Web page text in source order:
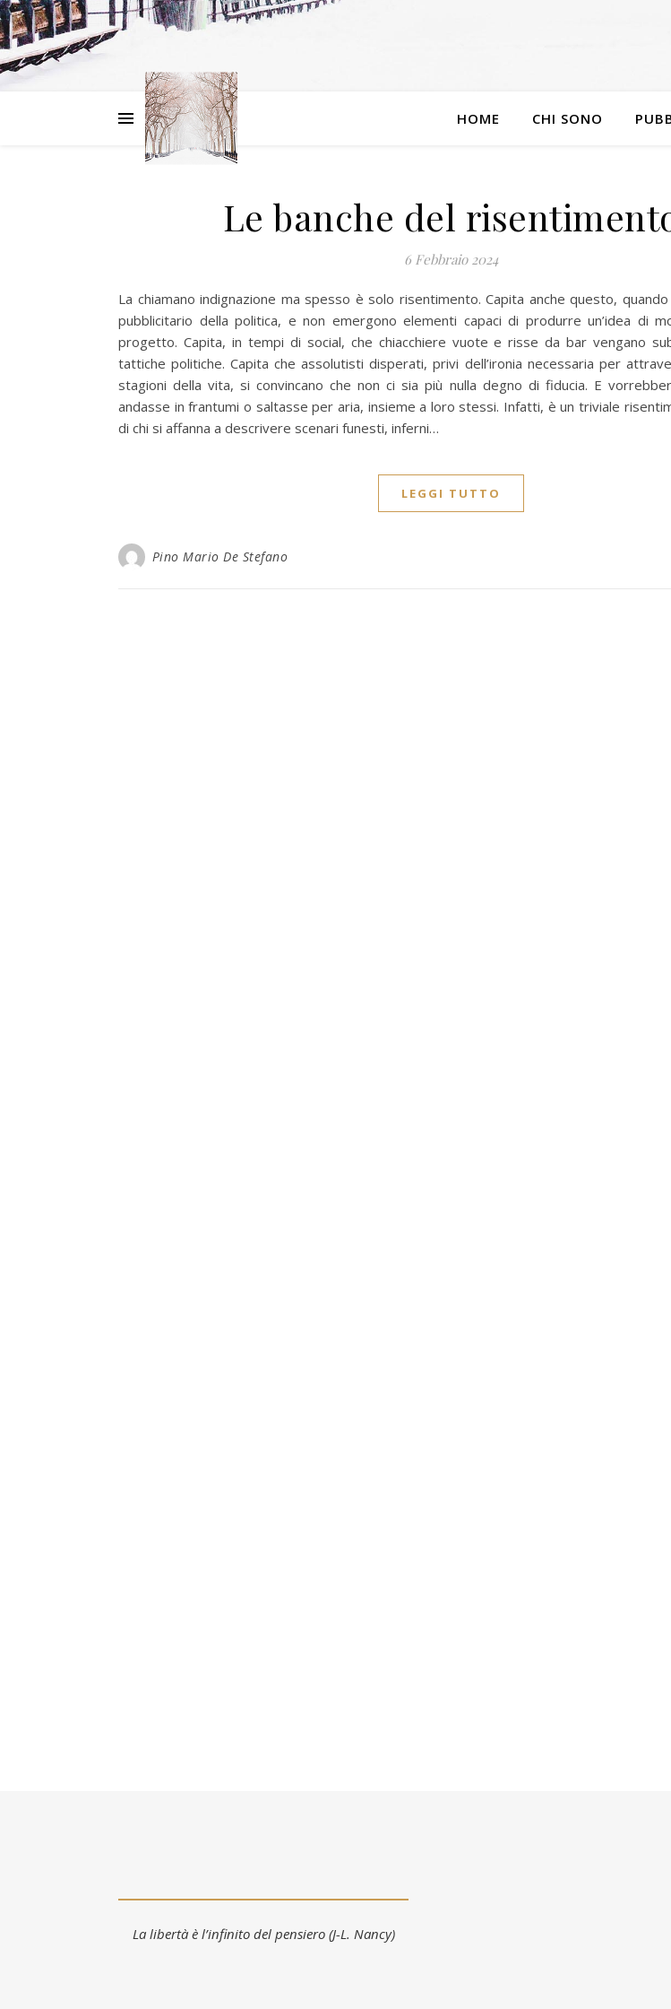
HOME CHI SONO
Le banche del
6 Febbraio 2024
La chiamano indignazione ma spesso è solo risentimento. Capita anche questo,
pubblicitario della politica, e non emergono elementi capaci di produrre un’idea di
progetto. Capita, in tempi di social, che chiacchiere vuote e risse da bar vengano
tattiche politiche. Capita che assolutisti disperati, privi dell’ironia necessaria per
stagioni della vita, si convincano che non ci sia più nulla degno di fiducia. E
andasse in frantumi o saltasse per aria, insieme a loro stessi. Infatti, è un triviale
di chi si affanna a descrivere scenari funesti, inferni…
LEGGI TUTTO
Pino Mario De Stefano
La libertà è l’infinito del pensiero (J-L. Nancy)